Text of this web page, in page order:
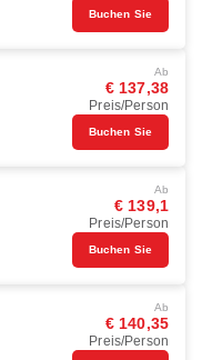
Buchen Sie
Ab
€ 137,38
Preis/Person
Buchen Sie
Ab
€ 139,1
Preis/Person
Buchen Sie
Ab
€ 140,35
Preis/Person